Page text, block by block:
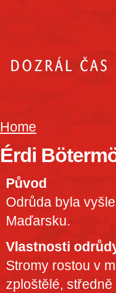
Home
Érdi
Původ
Odrůda byla
Maďarsku.
Vlastnosti
Stromy rostou v
zploštělé,